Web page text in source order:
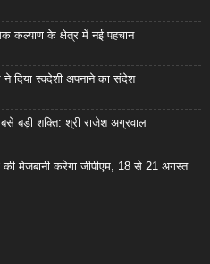
कल्याण के क्षेत्र में नई पहचान
ने दिया स्वदेशी अपनाने का संदेश
बड़ी शक्ति: श्री राजेश अग्रवाल
की मेजबानी करेगा जीपीएम, 18 से 21 अगस्त